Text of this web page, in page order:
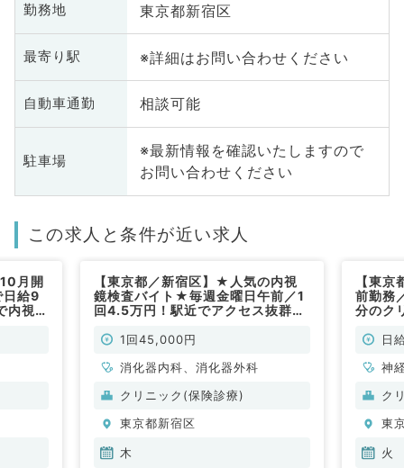
勤務地 東京都新宿区
最寄り駅 ※詳細はお問い合わせください
自動車通勤 相談可能
駐車場
※最新情報を確認いたしますので
お問い合わせください
この求人と条件が近い求人
月開
給9
内視鏡
【東京都／新宿区】★人気の内視
鏡検査バイト★毎週金曜日午前／1
回4.5万円！駅近でアクセス抜群で
1回45,000円
消化器内科、消化器外科
クリニック(保険診療)
東京都新宿区
木
【東
前勤務
分のク
日
神
科
内
ク
東
火